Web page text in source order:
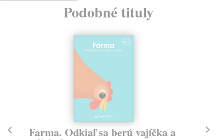
Podobné tituly
Farma. Odkiaľ sa berú vajíčka a